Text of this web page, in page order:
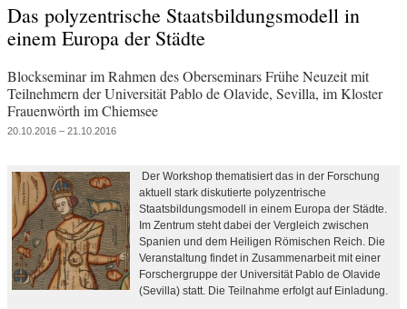
Das polyzentrische Staatsbildungsmodell in
einem Europa der Städte
Blockseminar im Rahmen des Oberseminars Frühe Neuzeit mit
Teilnehmern der Universität Pablo de Olavide, Sevilla, im Kloster
Frauenwörth im Chiemsee
20.10.2016 – 21.10.2016
Der Workshop thematisiert das in der Forschung
aktuell stark diskutierte polyzentrische
Staatsbildungsmodell in einem Europa der Städte.
Im Zentrum steht dabei der Vergleich zwischen
Spanien und dem Heiligen Römischen Reich. Die
Veranstaltung findet in Zusammenarbeit mit einer
Forschergruppe der Universität Pablo de Olavide
(Sevilla) statt. Die Teilnahme erfolgt auf Einladung.